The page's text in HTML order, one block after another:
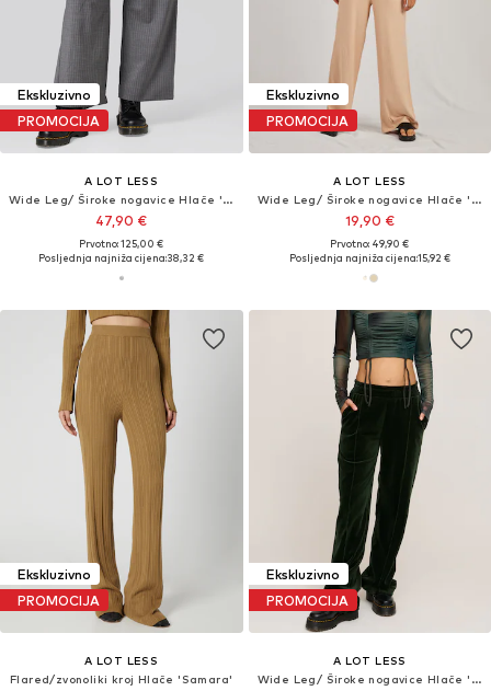
Ekskluzivno
PROMOCIJA
A LOT LESS
Wide Leg/ Široke nogavice Hlače 'Stella'
47,90 €
Prvotno: 125,00 €
Posljednja najniža cijena:38,32 €
Ekskluzivno
PROMOCIJA
A LOT LESS
Wide Leg/ Široke nogavice Hlače 'Tamlyn'
19,90 €
Prvotno: 49,90 €
Posljednja najniža cijena:15,92 €
Ekskluzivno
PROMOCIJA
A LOT LESS
Flared/zvonoliki kroj Hlače 'Samara'
Ekskluzivno
PROMOCIJA
A LOT LESS
Wide Leg/ Široke nogavice Hlače 'Henriette Pants'